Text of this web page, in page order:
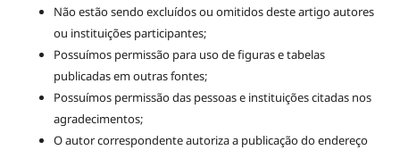
Não estão sendo excluídos ou omitidos deste artigo autores
ou instituições participantes;
Possuímos permissão para uso de figuras e tabelas
publicadas em outras fontes;
Possuímos permissão das pessoas e instituições citadas nos
agradecimentos;
O autor correspondente autoriza a publicação do endereço